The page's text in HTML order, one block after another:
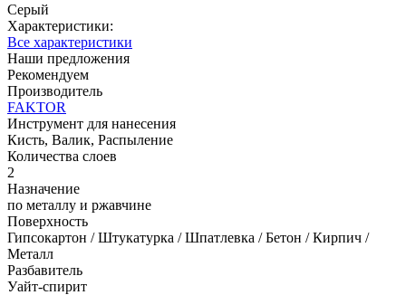
Серый
Характеристики:
Все характеристики
Наши предложения
Рекомендуем
Производитель
FAKTOR
Инструмент для нанесения
Кисть, Валик, Распыление
Количества слоев
2
Назначение
по металлу и ржавчине
Поверхность
Гипсокартон / Штукатурка / Шпатлевка / Бетон / Кирпич /
Металл
Разбавитель
Уайт-спирит